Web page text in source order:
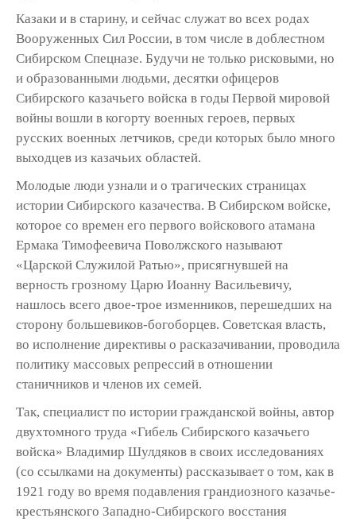
Казаки и в старину, и сейчас служат во всех родах
Вооруженных Сил России, в том числе в доблестном
Сибирском Спецназе. Будучи не только рисковыми, но
и образованными людьми, десятки офицеров
Сибирского казачьего войска в годы Первой мировой
войны вошли в когорту военных героев, первых
русских военных летчиков, среди которых было много
выходцев из казачьих областей.
Молодые люди узнали и о трагических страницах
истории Сибирского казачества. В Сибирском войске,
которое со времен его первого войскового атамана
Ермака Тимофеевича Поволжского называют
«Царской Служилой Ратью», присягнувшей на
верность грозному Царю Иоанну Васильевичу,
нашлось всего двое-трое изменников, перешедших на
сторону большевиков-богоборцев. Советская власть,
во исполнение директивы о расказачивании, проводила
политику массовых репрессий в отношении
станичников и членов их семей.
Так, специалист по истории гражданской войны, автор
двухтомного труда «Гибель Сибирского казачьего
войска» Владимир Шулдяков в своих исследованиях
(со ссылками на документы) рассказывает о том, как в
1921 году во время подавления грандиозного казачье-
крестьянского Западно-Сибирского восстания